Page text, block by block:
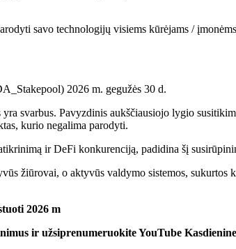
savo technologijų visiems kūrėjams /
2026 m. gegužės 30 d.
svarbus. Pavyzdinis aukščiausiojo lygio
kurio negalima parodyti.
ir DeFi konkurenciją, padidina šį
žiūrovai, o aktyvūs valdymo sistemos,
2026 m
ir užsiprenumeruokiteYouTube